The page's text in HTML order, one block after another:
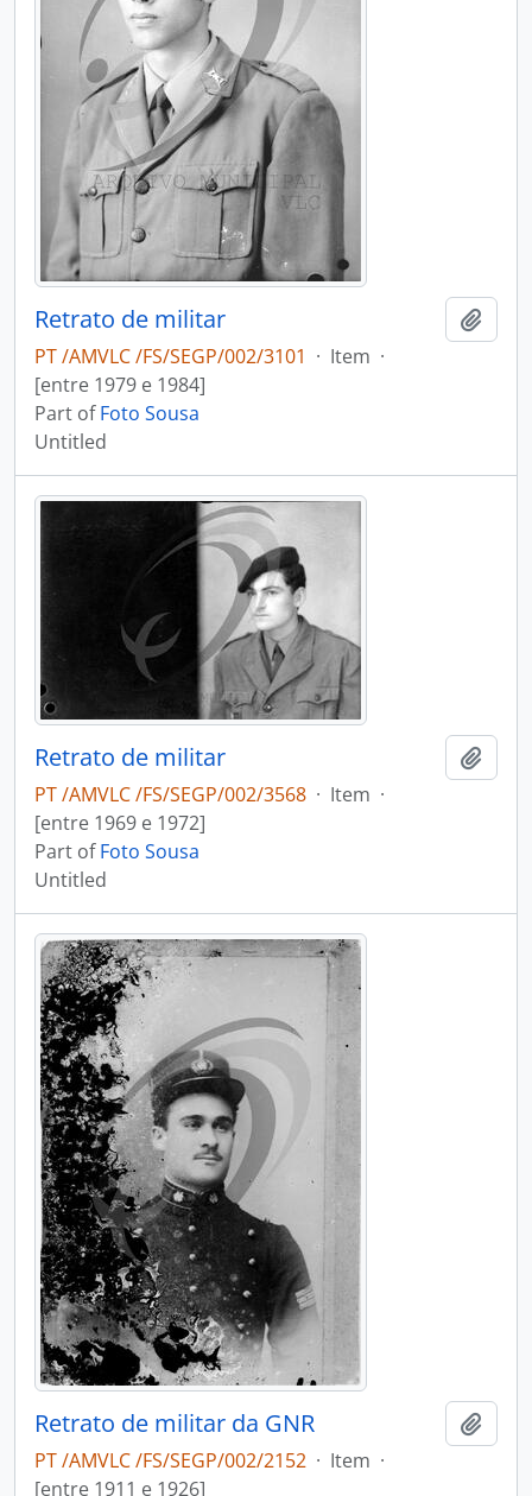
Retrato de militar
PT /AMVLC /FS/SEGP/002/3101 · Item ·
[entre 1979 e 1984]
Part ofFoto Sousa
Untitled
Retrato de militar
PT /AMVLC /FS/SEGP/002/3568 · Item ·
[entre 1969 e 1972]
Part ofFoto Sousa
Untitled
Retrato de militar da GNR
PT /AMVLC /FS/SEGP/002/2152 · Item ·
[entre 1911 e 1926]